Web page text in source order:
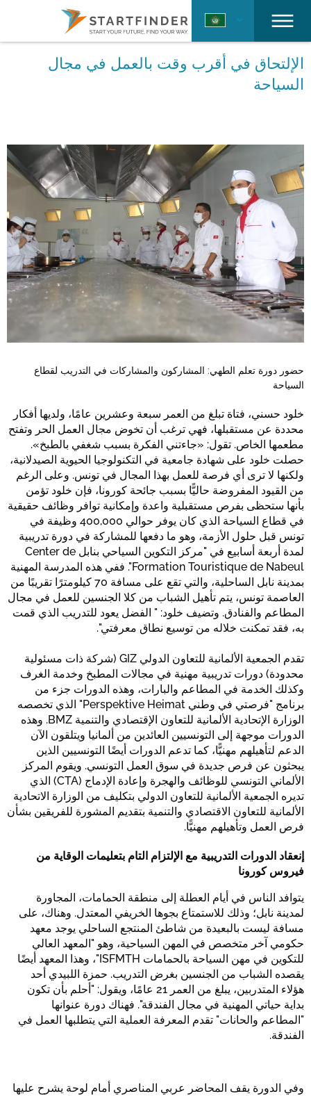
الإلتحاق في أقرب وقت بالعمل في مجال
السياحة
حضور دورة تعلم الطهي: المشاركون والمشاركات في التدريب لقطاع
السياحة
خلود حسني، فتاة تبلغ من العمر سبعة وعشرين عامًا، ولديها أفكار
محددة عن مستقبلها، فهي ترغب أن تخوض مجال العمل الحر وتفتح
مطعمها الخاص. تقول: «جاءتني الفكرة بسبب شغفي بالطبخ».
حصلت خلود على شهادة جامعية في التكنولوجيا الحيوية الصيدلانية،
ولكنها لا ترى أي فرصة للعمل بهذا المجال في تونس. وعلى الرغم
من القيود المفروضة حاليًّا بسبب جائحة كورونا، فإن خلود تؤمن
بأنها ستحظى بفرص مستقبلية واعدة وإمكانية توافر وظائف حقيقية
في قطاع السياحة الذي كان يوفر حوالي 400,000 وظيفة في
تونس قبل حلول الأزمة، وهو ما دفعها للمشاركة في دورة تدريبية
لمدة أربعة أسابيع في "مركز التكوين السياحي بنابل Center de
Formation Touristique de Nabeul". ففي هذه المدرسة المهنية
بمدينة نابل الساحلية، والتي تقع على مسافة 70 كيلومترًا تقريبًا من
العاصمة تونس، يتم تأهيل الشباب من كلا الجنسين للعمل في مجال
المطاعم والفنادق. وتضيف خلود: " الفضل يعود للتدريب الذي قمت
به، فقد تمكنت خلاله من توسيع نطاق معرفتي".
تقدم الجمعية الألمانية للتعاون الدولي GIZ (شركة ذات مسئولية
محدودة) دورات تدريبية مهنية في مجالات المطبخ وخدمة الغرف
وكذلك الخدمة في المطاعم والبارات، وهذه الدورات جزء من
برنامج "فرصتي في وطني Perspektive Heimat" الذي تخصصه
الوزارة الإتحادية الألمانية للتعاون الإقتصادي والتنمية BMZ. وهذه
الدورات موجهة إلى التونسيين العائدين من ألمانيا ويتلقون الآن
الدعم لتأهيلهم مهنيًّا، كما تدعم الدورات أيضًا التونسيين الذين
يبحثون عن فرص جديدة في سوق العمل التونسي. ويقوم المركز
الألماني التونسي للوظائف والهجرة وإعادة الإدماج (CTA) الذي
تديره الجمعية الألمانية للتعاون الدولي بتكليف من الوزارة الاتحادية
الألمانية للتعاون الاقتصادي والتنمية بتقديم المشورة للفريقين بشأن
فرص العمل وتأهيلهم مهنيًّا.
إنعقاد الدورات التدريبية مع الإلتزام التام بتعليمات الوقاية من
فيروس كورونا
يتوافد الناس في أيام العطلة إلى منطقة الحمامات، المجاورة
لمدينة نابل؛ وذلك للاستمتاع بجوها الخريفي المعتدل. وهناك، على
مسافة ليست بالبعيدة من شاطئ المنتجع الساحلي يوجد معهد
حكومي آخر متخصص في المهن السياحية، وهو "المعهد العالي
للتكوين في مهن السياحة بالحمامات ISFMTH"، وهذا المعهد أيضًا
يقصده الشباب من الجنسين بغرض التدريب. حمزة اللبيدي أحد
هؤلاء المتدربين، يبلغ من العمر 21 عامًا، ويقول: "أحلم بأن تكون
بداية حياتي المهنية في مجال الفندقة". فهناك دورة عنوانها
"المطاعم والحانات" تقدم المعرفة العملية التي يتطلبها العمل في
الفندقة.
وفي الدورة يقف المحاضر عربي المناصري أمام لوحة يشرح عليها